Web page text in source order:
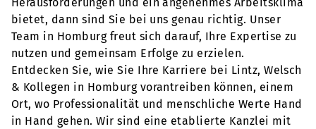
bietet, dann sind Sie bei uns genau richtig. Unser
Team in Homburg freut sich darauf, Ihre Expertise zu
nutzen und gemeinsam Erfolge zu erzielen.
Entdecken Sie, wie Sie Ihre Karriere bei Lintz, Welsch
& Kollegen in Homburg vorantreiben können, einem
Ort, wo Professionalität und menschliche Werte Hand
in Hand gehen. Wir sind eine etablierte Kanzlei mit